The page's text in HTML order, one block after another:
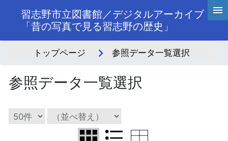
習志野市立図書館／デジタルアーカイブ
「昔の写真で見る習志野の歴史」
トップページ 参照データ一覧選択
参照データ一覧選択